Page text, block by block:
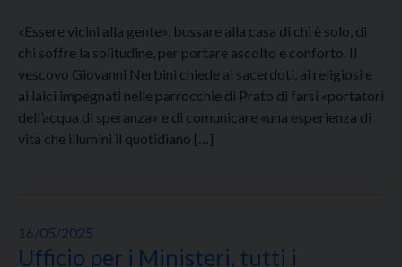
«Essere vicini alla gente», bussare alla casa di chi è solo, di
chi soffre la solitudine, per portare ascolto e conforto. Il
vescovo Giovanni Nerbini chiede ai sacerdoti, ai religiosi e
ai laici impegnati nelle parrocchie di Prato di farsi «portatori
dell’acqua di speranza» e di comunicare «una esperienza di
vita che illumini il quotidiano […]
16/05/2025
Ufficio per i Ministeri, tutti i